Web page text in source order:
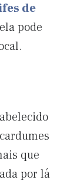
de
pode
que
por lá